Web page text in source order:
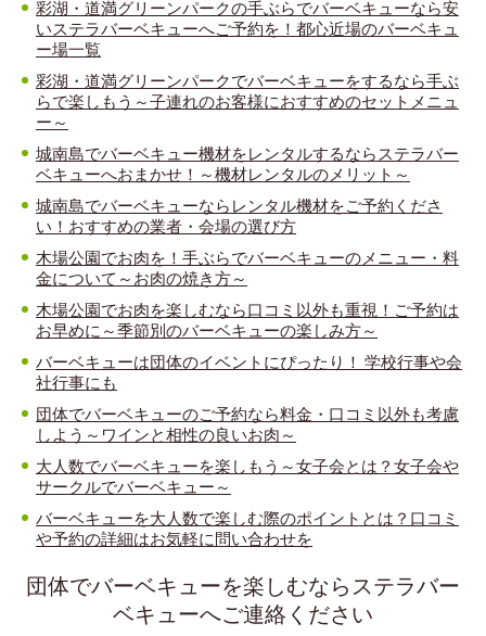
彩湖・道満グリーンパークの手ぶらでバーベキューなら安
いステラバーベキューへご予約を！都心近場のバーベキュ
ー場一覧
彩湖・道満グリーンパークでバーベキューをするなら手ぶ
らで楽しもう～子連れのお客様におすすめのセットメニュ
ー～
城南島でバーベキュー機材をレンタルするならステラバー
ベキューへおまかせ！～機材レンタルのメリット～
城南島でバーベキューならレンタル機材をご予約くださ
い！おすすめの業者・会場の選び方
木場公園でお肉を！手ぶらでバーベキューのメニュー・料
金について～お肉の焼き方～
木場公園でお肉を楽しむなら口コミ以外も重視！ご予約は
お早めに～季節別のバーベキューの楽しみ方～
バーベキューは団体のイベントにぴったり！ 学校行事や会
社行事にも
団体でバーベキューのご予約なら料金・口コミ以外も考慮
しよう～ワインと相性の良いお肉～
大人数でバーベキューを楽しもう～女子会とは？女子会や
サークルでバーベキュー～
バーベキューを大人数で楽しむ際のポイントとは？口コミ
や予約の詳細はお気軽に問い合わせを
団体でバーベキューを楽しむならステラバー
ベキューへご連絡ください